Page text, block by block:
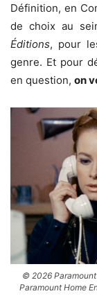
Définition, en
de choix au
Éditions, pour
genre. Et pour
en question, on
© 2026
Paramount Home